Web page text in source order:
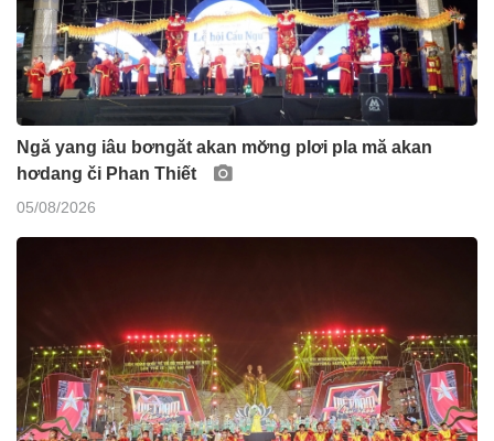
Ngă yang iâu bơngăt akan mơ̆ng plơi pla mă akan
hơdang či Phan Thiết
05/08/2026